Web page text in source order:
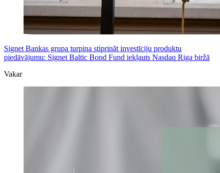
Signet Bankas grupa turpina stiprināt investīciju produktu
piedāvājumu: Signet Baltic Bond Fund iekļauts Nasdaq Riga biržā
Vakar